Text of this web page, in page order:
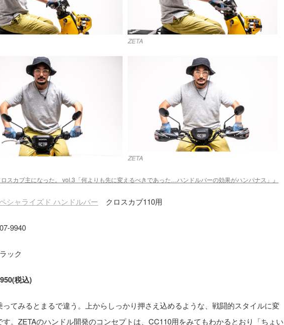
スカブ主になった。 vol.3「何よりも先に変えるべきであった…ハンドルバーの効果がハンパナス」』
シャライズド ハンドルバー クロスカブ110用
9940
ック
税込)
ってみるとまるで違う。上からしっかり押さえ込めるような、戦闘的スタイルに変
す。ZETAのハンドル開発のコンセプトは、CC110用をみてもわかるとおり「ちょい